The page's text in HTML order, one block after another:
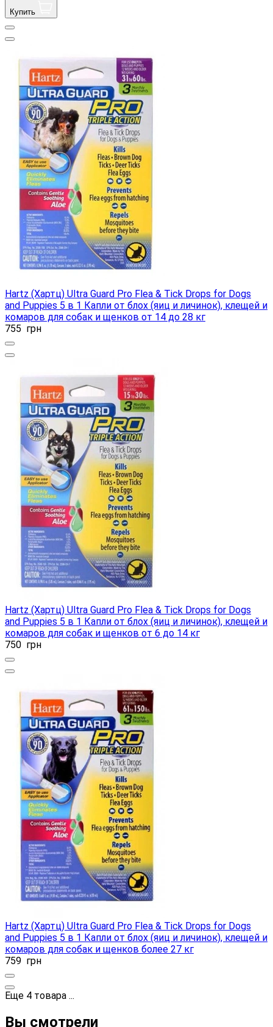
Купить
Hartz (Хартц) Ultra Guard Pro Flea & Tick Drops for Dogs
and Puppies 5 в 1 Капли от блох (яиц и личинок), клещей и
комаров для собак и щенков от 14 до 28 кг
755 грн
Hartz (Хартц) Ultra Guard Pro Flea & Tick Drops for Dogs
and Puppies 5 в 1 Капли от блох (яиц и личинок), клещей и
комаров для собак и щенков от 6 до 14 кг
750 грн
Hartz (Хартц) Ultra Guard Pro Flea & Tick Drops for Dogs
and Puppies 5 в 1 Капли от блох (яиц и личинок), клещей и
комаров для собак и щенков более 27 кг
759 грн
Еще 4 товара ...
Вы смотрели